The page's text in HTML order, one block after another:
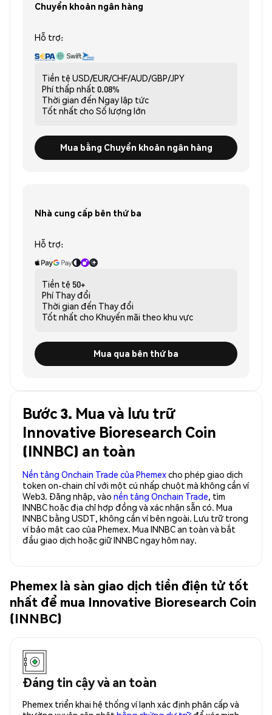
Chuyển khoản ngân hàng
Hỗ trợ:
Tiền tệ USD/EUR/CHF/AUD/GBP/JPY
Phí thấp nhất 0.08%
Thời gian đến Ngay lập tức
Tốt nhất cho Số lượng lớn
Mua bằng Chuyển khoản ngân hàng
Nhà cung cấp bên thứ ba
Hỗ trợ:
Tiền tệ 50+
Phí Thay đổi
Thời gian đến Thay đổi
Tốt nhất cho Khuyến mãi theo khu vực
Mua qua bên thứ ba
Bước 3. Mua và lưu trữ
Innovative Bioresearch Coin
(INNBC) an toàn
Nền tảng Onchain Trade của Phemexcho phép giao dịch
token on-chain chỉ với một cú nhấp chuột mà không cần ví
Web3. Đăng nhập, vào nền tảng Onchain Trade, tìm
INNBC hoặc địa chỉ hợp đồng và xác nhận sẵn có. Mua
INNBC bằng USDT, không cần ví bên ngoài. Lưu trữ trong
ví bảo mật cao của Phemex. Mua INNBC an toàn và bắt
đầu giao dịch hoặc giữ INNBC ngay hôm nay.
Phemex là sàn giao dịch tiền điện tử tốt
nhất để mua Innovative Bioresearch Coin
(INNBC)
Đáng tin cậy và an toàn
Phemex triển khai hệ thống ví lạnh xác định phân cấp và